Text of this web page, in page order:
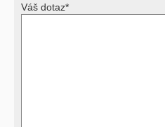
Výsledky vyšetření
Váš dotaz*